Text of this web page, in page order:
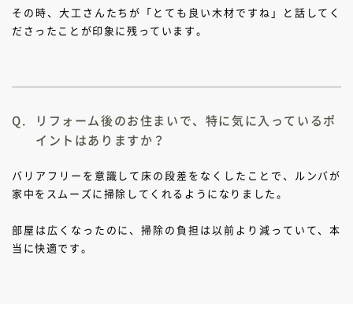
その時、大工さんたちが「とても良い木材ですね」と話してく
ださったことが印象に残っています。
リフォーム後のお住まいで、特に気に入っているポ
イントはありますか？
バリアフリーを意識して床の段差をなくしたことで、ルンバが
家中をスムーズに掃除してくれるようになりました。
部屋は広くなったのに、掃除の負担は以前より減っていて、本
当に快適です。